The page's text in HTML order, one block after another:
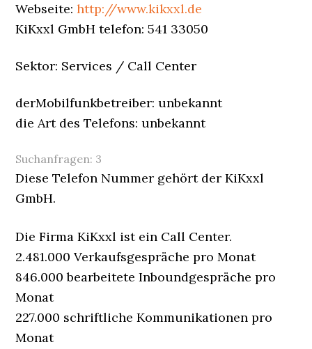
Webseite:http://www.kikxxl.de
KiKxxl GmbH telefon: 541 33050
Sektor: Services / Call Center
derMobilfunkbetreiber: unbekannt
die Art des Telefons: unbekannt
Suchanfragen: 3
Diese Telefon Nummer gehört der KiKxxl
GmbH.
Die Firma KiKxxl ist ein Call Center.
2.481.000 Verkaufsgespräche pro Monat
846.000 bearbeitete Inbound­gespräche pro
Monat
227.000 schriftliche Kommunikationen pro
Monat